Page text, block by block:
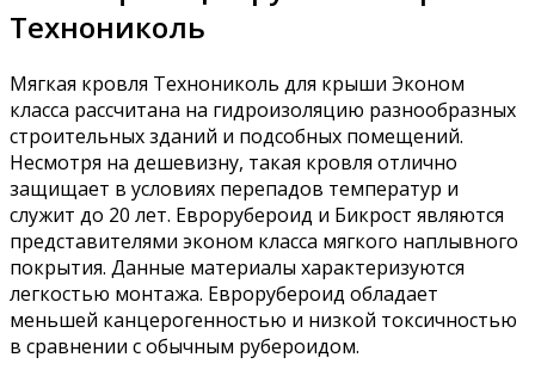
Технониколь
Мягкая кровля Технониколь для крыши Эконом
класса рассчитана на гидроизоляцию разнообразных
строительных зданий и подсобных помещений.
Несмотря на дешевизну, такая кровля отлично
защищает в условиях перепадов температур и
служит до 20 лет. Еврорубероид и Бикрост являются
представителями эконом класса мягкого наплывного
покрытия. Данные материалы характеризуются
легкостью монтажа. Еврорубероид обладает
меньшей канцерогенностью и низкой токсичностью
в сравнении с обычным рубероидом.